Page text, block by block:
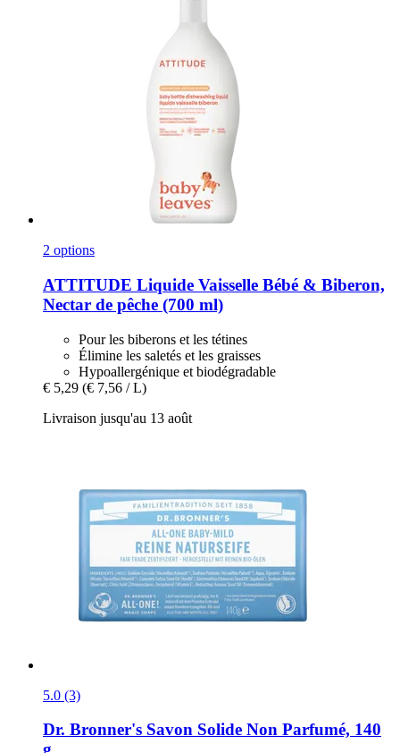
2 options
ATTITUDE Liquide Vaisselle Bébé & Biberon,
Nectar de pêche (700 ml)
Pour les biberons et les tétines
Élimine les saletés et les graisses
Hypoallergénique et biodégradable
€ 5,29 (€ 7,56 / L)
Livraison jusqu'au 13 août
5.0 (3)
Dr. Bronner's Savon Solide Non Parfumé, 140